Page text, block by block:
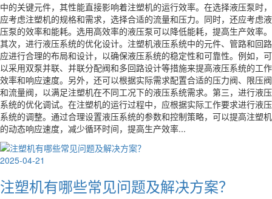
中的关键元件，其性能直接影响着注塑机的运行效率。在选择液压泵时，
应考虑注塑机的规格和需求，选择合适的流量和压力。同时，还应考虑液
压泵的效率和能耗。选用高效率的液压泵可以降低能耗，提高生产效率。
其次，进行液压系统的优化设计。注塑机液压系统中的元件、管路和回路
应进行合理的布局和设计，以确保液压系统的稳定性和可靠性。例如，可
以采用双泵并联、并联分配阀和多回路设计等措施来提高液压系统的工作
效率和响应速度。另外，还可以根据实际需求配置合适的压力阀、限压阀
和流量阀，以满足注塑机在不同工况下的液压系统需求。第三，进行液压
系统的优化调试。在注塑机的运行过程中，应根据实际工作要求进行液压
系统的调整。通过合理设置液压系统的参数和控制策略，可以提高注塑机
的动态响应速度，减少循环时间，提高生产效率...
2025-04-21
注塑机有哪些常见问题及解决方案？